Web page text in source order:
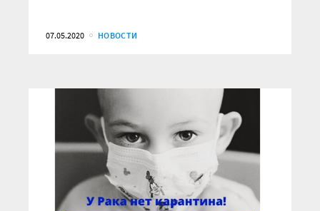
07.05.2020 НОВОСТИ